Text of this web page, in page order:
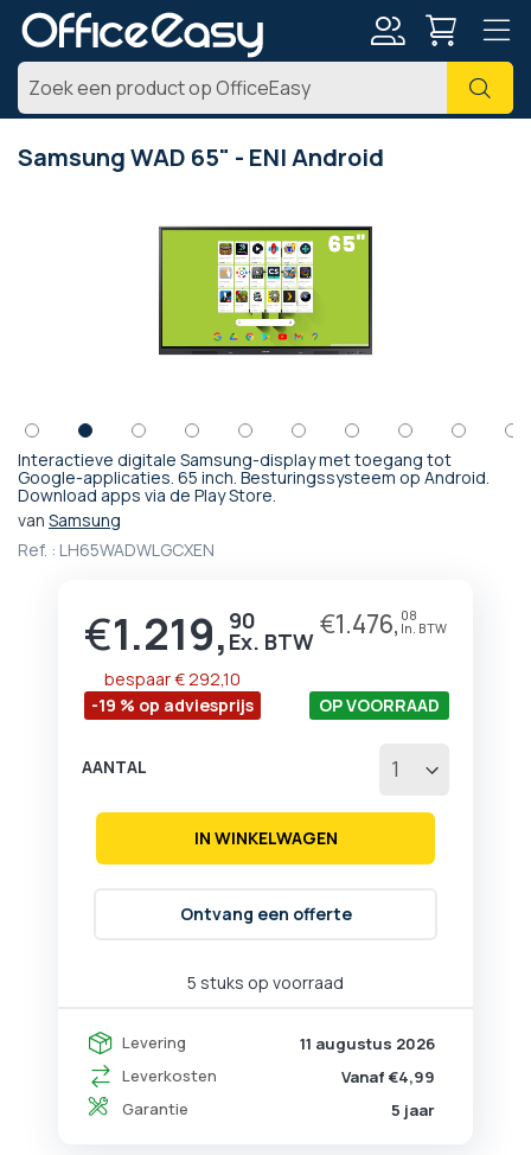
Zoek
Samsung WAD 65" - ENI Android
Interactieve digitale Samsung-display met toegang tot
Google-applicaties. 65 inch. Besturingssysteem op Android.
Download apps via de Play Store.
van Samsung
Ref. : LH65WADWLGCXEN
Prijs
€1.219, 90 €1.476, 08
-19 % op adviesprijs
bespaar€ 292,10
5 stuks op voorraad
OP VOORRAAD
Levering
11 augustus 2026
Leverkosten
Vanaf €4,99
Garantie
5 jaar
AANTAL
IN WINKELWAGEN
Ontvang een offerte
Ga
naar
het
begin
afbeeldingen-